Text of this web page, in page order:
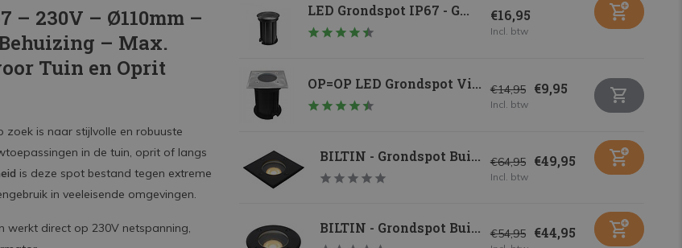
– 230V – Ø110mm –
– Max.
Tuin en Oprit
is naar stijlvolle en robuuste
in de tuin, oprit of langs
is deze spot bestand tegen extreme
in veeleisende omgevingen.
werkt direct op 230V netspanning,
LED Grondspot IP67 - G... €16,95
Incl. btw
OP=OP LED Grondspot Vi... €14,95 €9,95
Incl. btw
BILTIN - Grondspot Bui... €64,95 €49,95
Incl. btw
BILTIN - Grondspot Bui... €54,95 €44,95